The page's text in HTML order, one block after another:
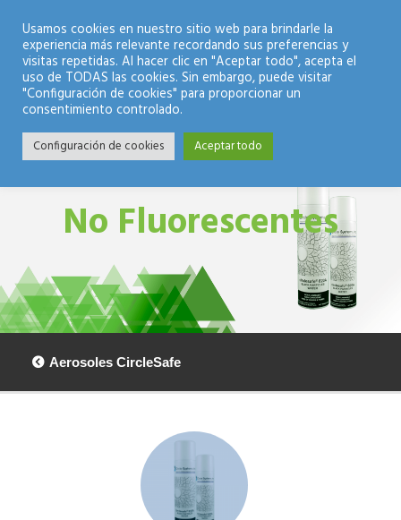
Modo Nocturno
No Fluorescentes
Aerosoles CircleSafe
Usamos cookies en nuestro sitio web para brindarle la
experiencia más relevante recordando sus preferencias y
visitas repetidas. Al hacer clic en "Aceptar todo", acepta el
uso de TODAS las cookies. Sin embargo, puede visitar
"Configuración de cookies" para proporcionar un
consentimiento controlado.
Configuración de cookies Aceptar todo